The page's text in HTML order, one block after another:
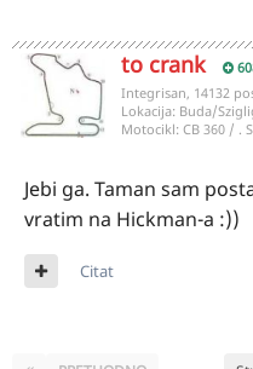
to crank
Integrisan, 14132
Lokacija: Buda/
Motocikl: CB 360 / .
Jebi ga. Taman sam
vratim na Hickman-a :))
Citat